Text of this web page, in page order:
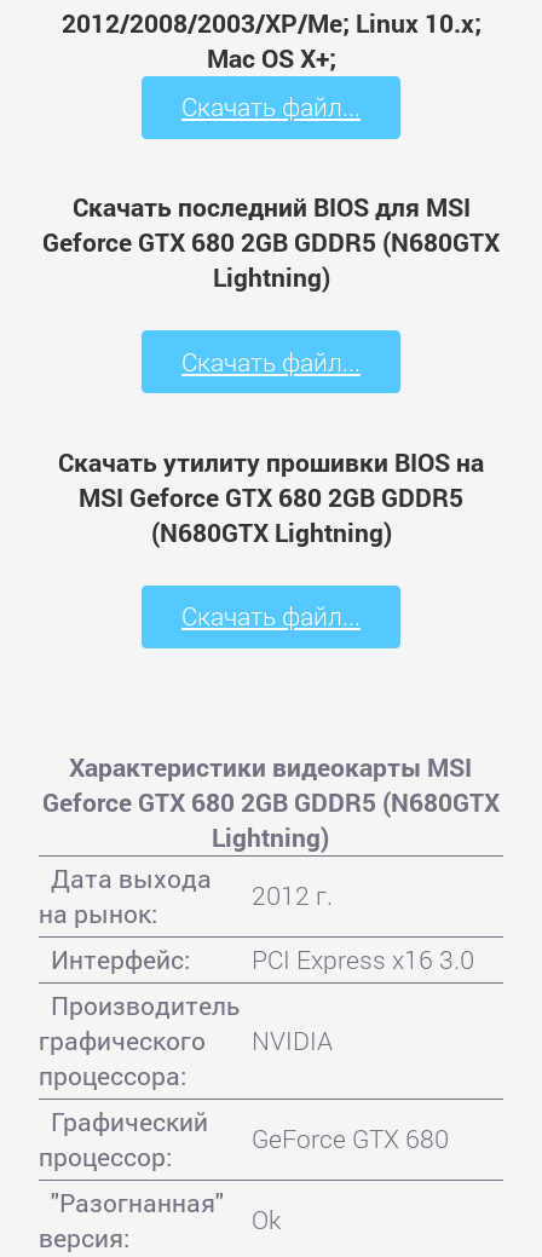
2012/2008/2003/XP/Me; Linux 10.x;
Mac OS X+;
Скачать файл...
Скачать последний BIOS для MSI
Geforce GTX 680 2GB GDDR5 (N680GTX
Lightning)
Скачать файл...
Скачать утилиту прошивки BIOS на
MSI Geforce GTX 680 2GB GDDR5
(N680GTX Lightning)
Скачать файл...
Характеристики видеокарты MSI
Geforce GTX 680 2GB GDDR5 (N680GTX
Lightning)
Дата выхода
на рынок:
2012 г.
Интерфейс:
PCI Express x16 3.0
Производитель
графического
процессора:
NVIDIA
Графический
процессор:
GeForce GTX 680
"Разогнанная"
версия:
Ok